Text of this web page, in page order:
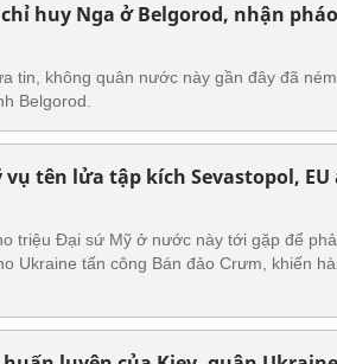
huy Nga ở Belgorod, nhận
tin, không quân nước này gần đây đã
Belgorod.
tên lửa tập kích Sevastopol,
triệu Đại sứ Mỹ ở nước này tới gặp để
Ukraine tấn công Bán đảo Crưm, khiến